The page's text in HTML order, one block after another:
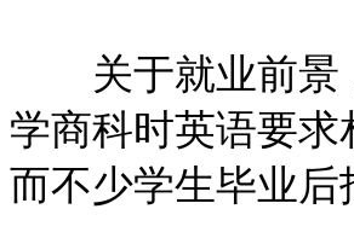
关于就业前景，
学商科时英语要
而不少学生毕业